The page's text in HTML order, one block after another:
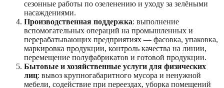
сезонные работы по озеленению и уходу за зелёными
насаждениями.
Производственная поддержка: выполнение
вспомогательных операций на промышленных и
перерабатывающих предприятиях — фасовка, упаковка,
маркировка продукции, контроль качества на линии,
перемещение полуфабрикатов и готовой продукции.
Бытовые и хозяйственные услуги для физических
лиц: вывоз крупногабаритного мусора и ненужной
мебели, содействие при переездах, уборка помещений